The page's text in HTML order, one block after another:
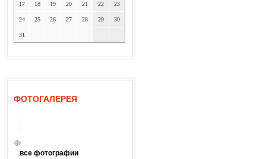
17 18 19 20 21 22 23
24 25 26 27 28 29 30
31
ФОТОГАЛЕРЕЯ
все фотографии